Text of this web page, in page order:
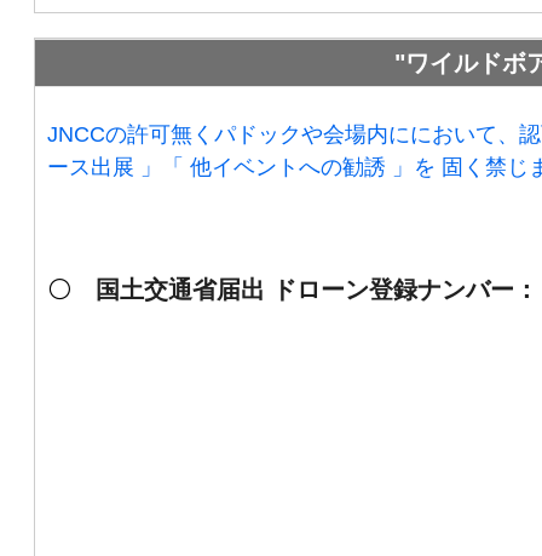
"ワイルドボ
JNCCの許可無くパドックや会場内ににおいて、
ース出展 」「 他イベントへの勧誘 」を 固く禁じ
⚪️ 国土交通省届出 ドローン登録ナンバー